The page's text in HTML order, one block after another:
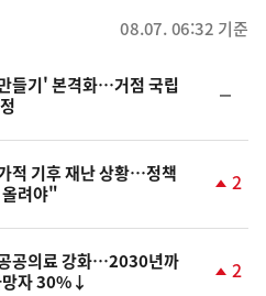
08.07. 06:32 기준
들기' 본격화…거점 국립
일
적 기후 재난 상황…정책
올려야"
상
2
공의료 강화…2030년까
망자 30%↓
2